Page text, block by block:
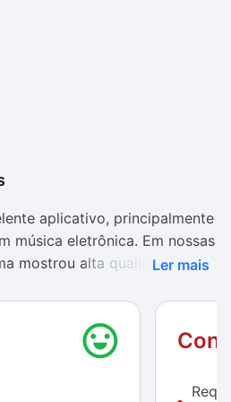
aplicativo, principalmente
música eletrônica. Em nossas
mostrou alta qualidade e
e não há quaisquer
a mexer no software.
afinal, muitos DJs usam o
Ler mais